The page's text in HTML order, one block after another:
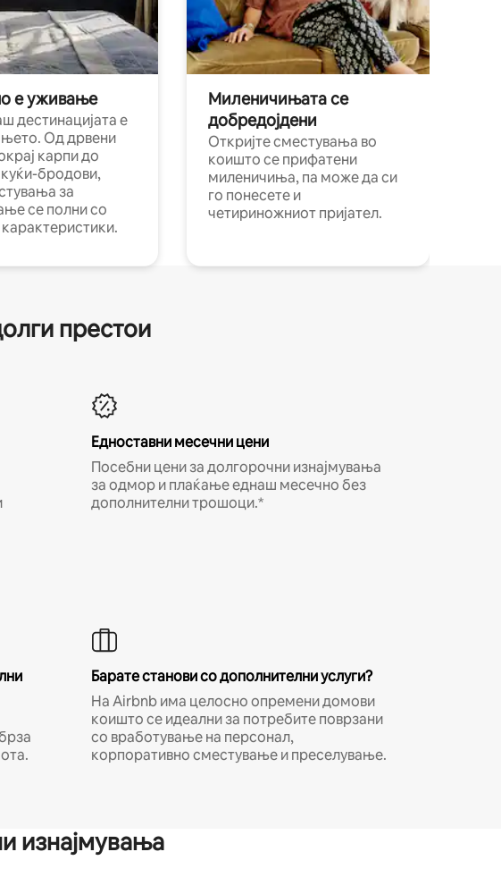
е уживање
дестинацијата е
Од дрвени
карпи до
бродови,
за
се полни со
Миленичињата се
добредојдени
Откријте сместувања во
коишто се прифатени
миленичиња, па може да си
го понесете и
четириножниот пријател.
престои
Едноставни месечни цени
Посебни цени за долгорочни изнајмувања
за одмор и плаќање еднаш месечно без
дополнителни трошоци.*
Барате станови со дополнителни услуги?
На Airbnb има целосно опремени домови
коишто се идеални за потребите поврзани
со вработување на персонал,
корпоративно сместување и преселување.
изнајмувања